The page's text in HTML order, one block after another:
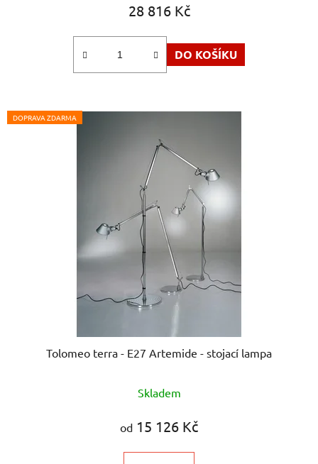
28 816 Kč
DO KOŠÍKU
DOPRAVA ZDARMA
Tolomeo terra - E27 Artemide - stojací lampa
Skladem
od 15 126 Kč